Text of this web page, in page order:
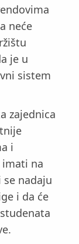
neće
je u
sistem
zajednica
i
na
nadaju
i da će